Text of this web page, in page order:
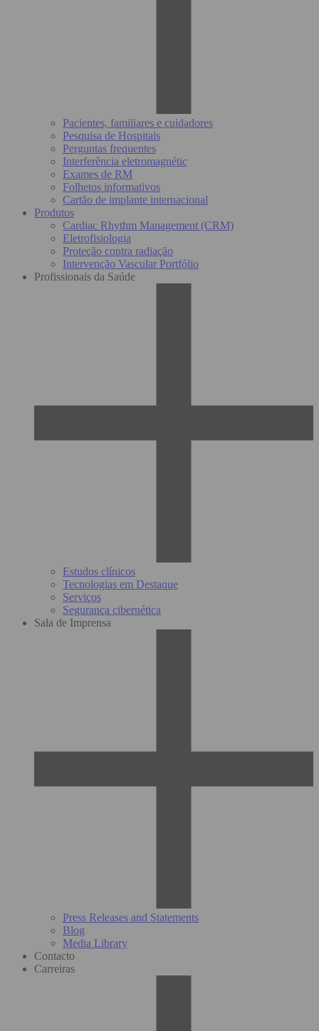
Pacientes, familiares e cuidadores
Pesquisa de Hospitais
Perguntas frequentes
Interferência eletromagnétic
Exames de RM
Folhetos informativos
Cartão de implante internacional
Produtos
Cardiac Rhythm Management (CRM)
Eletrofisiologia
Proteção contra radiação
Intervenção Vascular Portfólio
Profissionais da Saúde
Estudos clínicos
Tecnologias em Destaque
Serviços
Segurança cibernética
Sala de Imprensa
Press Releases and Statements
Blog
Media Library
Contacto
Carreiras